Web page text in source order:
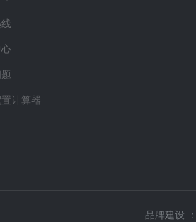
计算器
品牌建设 ：